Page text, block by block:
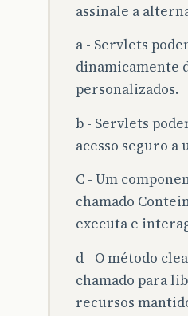
assinale a
a - Servlets
dinamicamente
personalizados.
b - Servlets
acesso seguro a
C - Um
chamado
executa e
d - O método
chamado para
recursos